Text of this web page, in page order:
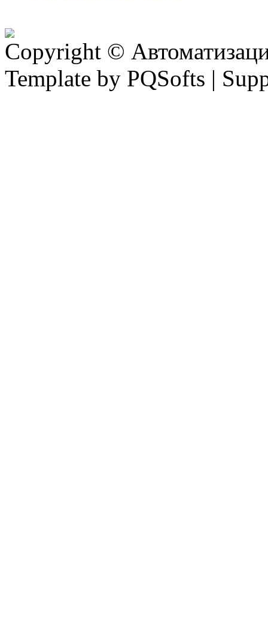
Copyright ©
Template by PQSofts |